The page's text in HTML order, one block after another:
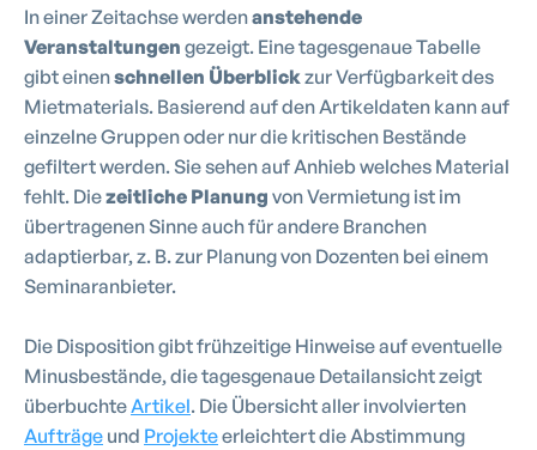
In einer Zeitachse werdenanstehende
Veranstaltungen gezeigt. Eine tagesgenaue Tabelle
gibt einenschnellen Überblickzur Verfügbarkeit des
Mietmaterials. Basierend auf den Artikeldaten kann auf
einzelne Gruppen oder nur die kritischen Bestände
gefiltert werden. Sie sehen auf Anhieb welches Material
fehlt. Diezeitliche Planung von Vermietung ist im
übertragenen Sinne auch für andere Branchen
adaptierbar, z. B. zur Planung von Dozenten bei einem
Seminaranbieter.
Die Disposition gibt frühzeitige Hinweise auf eventuelle
Minusbestände, die tagesgenaue Detailansicht zeigt
überbuchteArtikel. Die Übersicht aller involvierten
Aufträge und Projekteerleichtert die Abstimmung